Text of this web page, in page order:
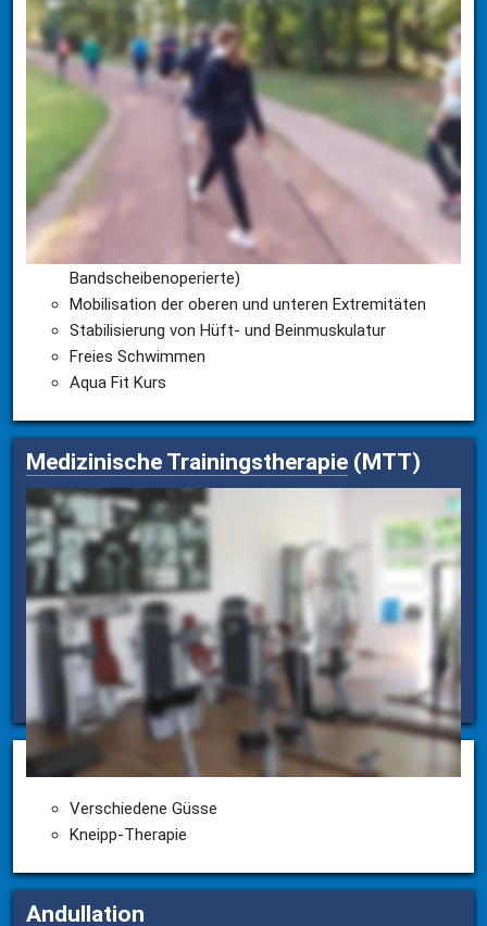
Wirbelsäule-Übungsgruppe (HWS, LWS,
Bandscheibenoperierte)
Schultergürtelmobilisation
Gangschulung und Mobilisation bei PAVK
Geführte Walking-Gruppe
Ausdauerzirkel
Nordic Walking
Gruppentherapie im Bewegungsbad
Wirbelsäulengruppe (HWS, LWS,
Bandscheibenoperierte)
Mobilisation der oberen und unteren Extremitäten
Stabilisierung von Hüft- und Beinmuskulatur
Freies Schwimmen
Aqua Fit Kurs
Medizinische Trainingstherapie (MTT)
70 moderne computergestützte Kraft- und
Ausdauergeräte von Technogym und die
Rückengeräte von Dr. Wolff
MTT - Einweisung
MTT - Krafttraining
MTT - Ausdauertraining
Kneippsche Güsse
Verschiedene Güsse
Kneipp-Therapie
Andullation